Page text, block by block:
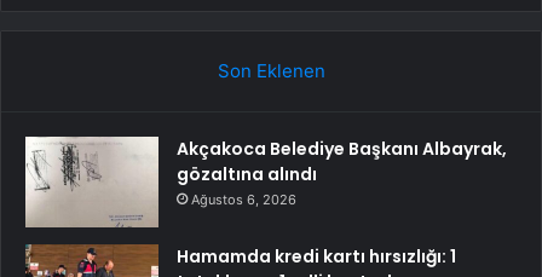
Son Eklenen
Akçakoca Belediye Başkanı Albayrak,
gözaltına alındı
Ağustos 6, 2026
Hamamda kredi kartı hırsızlığı: 1